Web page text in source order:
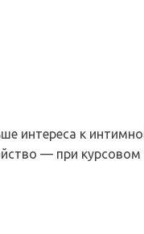
интереса к
— при